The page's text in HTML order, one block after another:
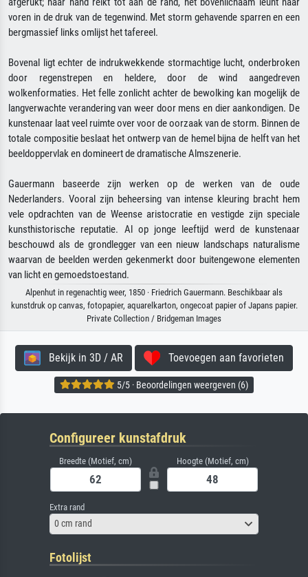
voren in de druk van de tegenwind. Met storm gehavende sparren en een
bergmassief links omlijst het tafereel.
Bovenal ligt echter de indrukwekkende stormachtige lucht, onderbroken
door regenstrepen en heldere, door de wind aangedreven
wolkenformaties. Het felle zonlicht achter de bewolking kan mogelijk de
langverwachte verandering van weer door mens en dier aankondigen. De
kunstenaar laat veel ruimte over voor de oorzaak van de storm. Binnen de
totale compositie beslaat het ontwerp van de hemel bijna de helft van het
beeldoppervlak en domineert de dramatische Almszenerie.
Gauermann baseerde zijn werken op de werken van de oude
Nederlanders. Vooral zijn beheersing van intense kleuring bracht hem
vele opdrachten van de Weense aristocratie en vestigde zijn speciale
kunsthistorische reputatie. Al op jonge leeftijd werd de kunstenaar
beschouwd als de grondlegger van een nieuw landschaps naturalisme
waarvan de beelden werden gekenmerkt door buitengewone elementen
van licht en gemoedstoestand.
Alpenhut in regenachtig weer, 1850 · Friedrich Gauermann. Beschikbaar als
kunstdruk op canvas, fotopapier, aquarelkarton, ongecoat papier of Japans papier.
Private Collection / Bridgeman Images
Bekijk in 3D / AR Toevoegen aan favorieten
5/5 · Beoordelingen weergeven (6)
Configureer kunstafdruk
Breedte (Motief, cm) Hoogte (Motief, cm)
Extra rand
0 cm rand
Fotolijst